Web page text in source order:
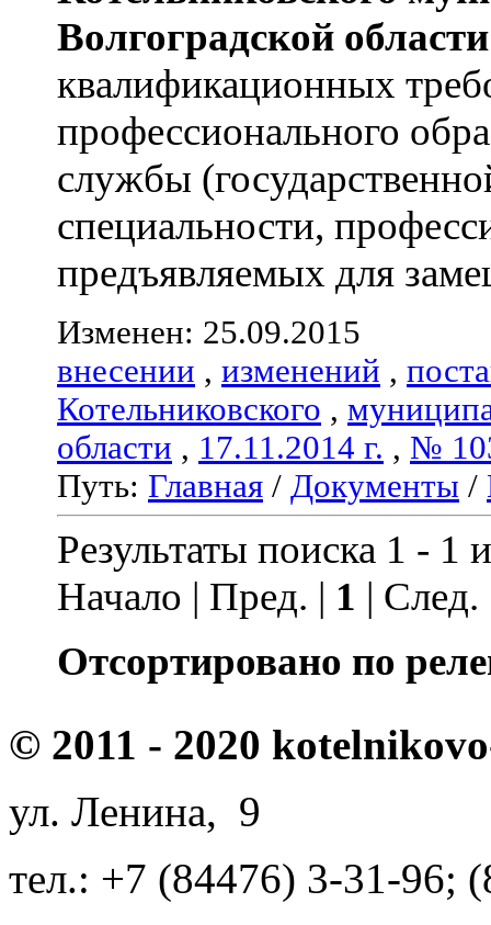
Волгоградской области
квалификационных
профессионального
службы
специальности,
предъявляемых для
Изменен: 25.09.2015
внесении , изменений ,
Котельниковского ,
области , 17.11.2014 г. , №
Путь: Главная / Документы /
Результаты поиска 1 - 1
Начало | Пред. | 1 |
Отсортировано по
© 2011 - 2020
ул. Ленина, 9
тел.: +7 (84476) 3-31-96;